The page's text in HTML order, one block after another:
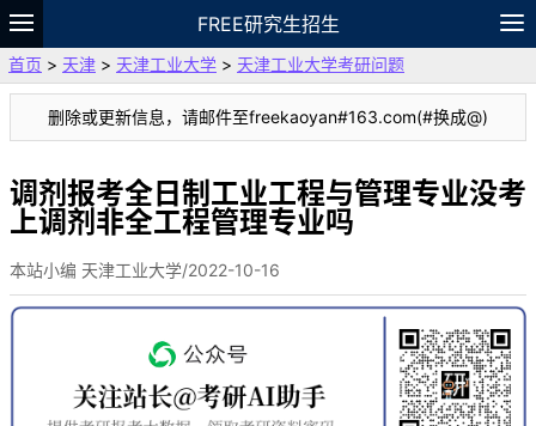
FREE研究生招生
题库
故事 专题 APP 笔记
论坛
VIP
资料
首页 > 天津 > 天津工业大学 > 天津工业大学考研问题
删除或更新信息，请邮件至freekaoyan#163.com(#换成@)
调剂报考全日制工业工程与管理专业没考
上调剂非全工程管理专业吗
本站小编 天津工业大学/2022-10-16